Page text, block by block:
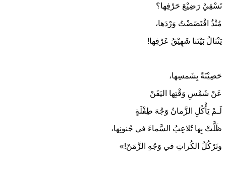
تَسْقِيْ رَضِيْعَ حَرْفِها؟
مُنْذُ افْتَضَضْتُ وَرْدَها،
يَنْثالُ بَيْنَنا شَهِيْقُ عَرْفِها!
حَصِيْنَةً بِشَمسِها،
عَنْ شَمْسِ وَقْتِها اليَفَنْ
لَـمْ يَأْكُلِ الزَّمانُ وَجْهَ طِفْلَةٍ
ظَلَّتْ بِها تُلاعِبُ السَّماءَ في جُنونِها،
وتَرْكُلُ الكُراتِ في وَجْهِ الزَّمَنْ!»